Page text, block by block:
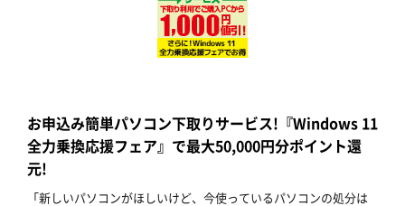
お申込み簡単パソコン下取りサービス!『Windows 11
全力乗換応援フェア』で最大50,000円分ポイント還
元!
「新しいパソコンがほしいけど、今使っているパソコンの処分は